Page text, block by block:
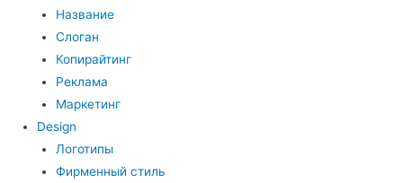
Название
Слоган
Копирайтинг
Реклама
Маркетинг
Design
Логотипы
Фирменный стиль